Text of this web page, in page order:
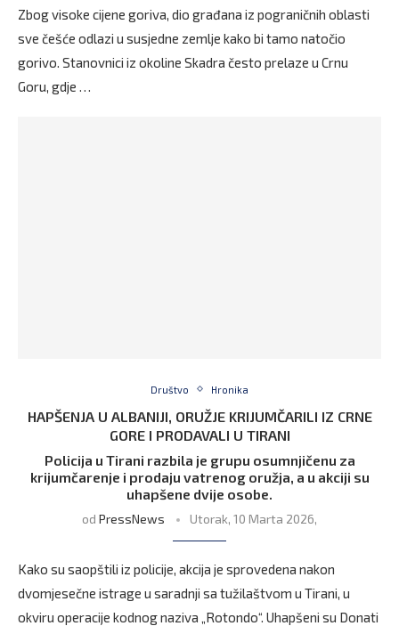
Zbog visoke cijene goriva, dio građana iz pograničnih oblasti
sve češće odlazi u susjedne zemlje kako bi tamo natočio
gorivo. Stanovnici iz okoline Skadra često prelaze u Crnu
Goru, gdje …
Društvo Hronika
HAPŠENJA U ALBANIJI, ORUŽJE KRIJUMČARILI IZ CRNE
GORE I PRODAVALI U TIRANI
Policija u Tirani razbila je grupu osumnjičenu za
krijumčarenje i prodaju vatrenog oružja, a u akciji su
uhapšene dvije osobe.
od PressNews Utorak, 10 Marta 2026,
Kako su saopštili iz policije, akcija je sprovedena nakon
dvomjesečne istrage u saradnji sa tužilaštvom u Tirani, u
okviru operacije kodnog naziva „Rotondo“. Uhapšeni su Donati